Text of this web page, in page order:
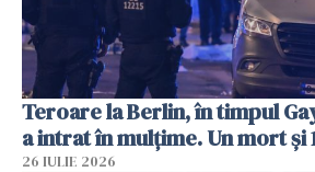
Teroare la Berlin, în timpul
a intrat în mulțime. Un mort și
26 IULIE 2026